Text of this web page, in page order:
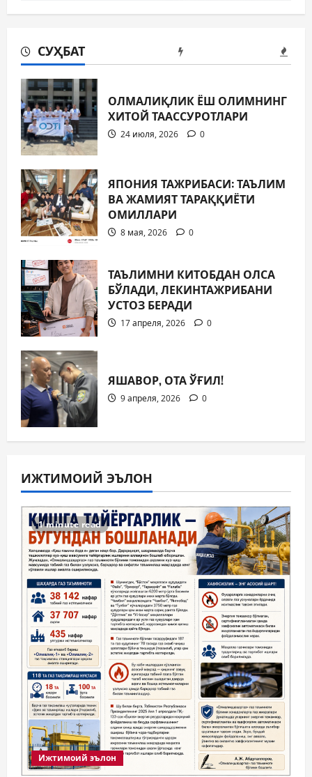
СУҲБАТ
ОЛМАЛИҚЛИК ЁШ ОЛИМНИНГ
ХИТОЙ ТААССУРОТЛАРИ
24 июля, 2026 0
ЯПОНИЯ ТАЖРИБАСИ: ТАЪЛИМ
ВА ЖАМИЯТ ТАРАҚҚИЁТИ
ОМИЛЛАРИ
8 мая, 2026 0
ТАЪЛИМНИ КИТОБДАН ОЛСА
БЎЛАДИ, ЛЕКИНТАЖРИБАНИ
УСТОЗ БЕРАДИ
17 апреля, 2026 0
ЯШАВОР, ОТА ЎҒИЛ!
9 апреля, 2026 0
ИЖТИМОИЙ ЭЪЛОН
1 minute read
Ижтимоий эълон